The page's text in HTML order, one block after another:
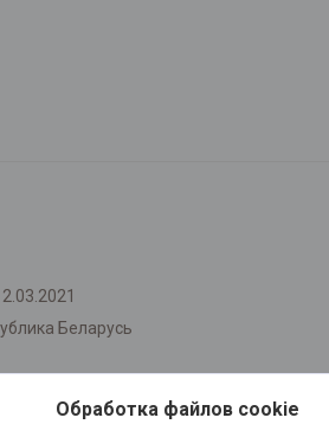
Беларусь
Обработка файлов cookie